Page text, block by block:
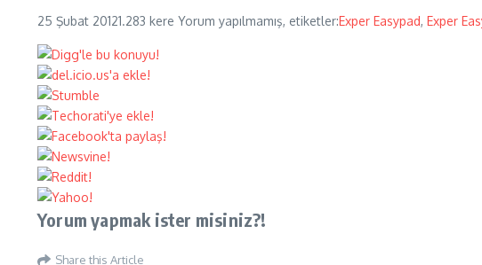
25 Şubat 20121.283 kere Yorum yapılmamış, etiketler:Exper Easypad, Exper
Yorum yapmak ister misiniz?!
Share this Article